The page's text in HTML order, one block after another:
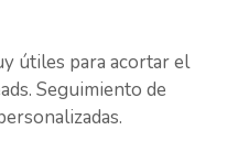
útiles para acortar el
Seguimiento de